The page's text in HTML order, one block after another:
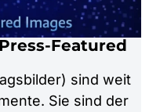
Featured
sind weit
Sie sind der